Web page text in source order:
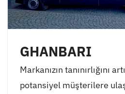
GHANBARI
Markanızın tanınırlığını
potansiyel müşterilere